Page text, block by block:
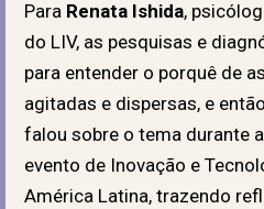
Para Renata Ishida,
do LIV, as pesquisas e
para entender o porquê de
agitadas e dispersas, e
falou sobre o tema durante
evento de Inovação e
América Latina, trazendo